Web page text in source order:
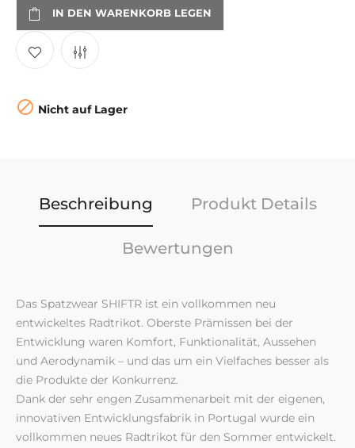
IN DEN WARENKORB LEGEN
 Nicht auf Lager
Beschreibung Produkt Details
Bewertungen
Das Spatzwear SHIFTR ist ein vollkommen neu
entwickeltes Radtrikot. Oberste Prämissen bei der
Entwicklung waren Komfort, Funktionalität, Aussehen
und Aerodynamik – und das um ein Vielfaches besser als
die Produkte der Konkurrenz.
Dank der sehr engen Zusammenarbeit mit der eigenen,
innovativen Entwicklungsfabrik in Portugal wurde ein
vollkommen neues Radtrikot für den Sommer entwickelt.